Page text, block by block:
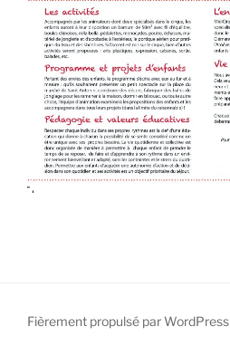
Fièrement propulsé par WordPress